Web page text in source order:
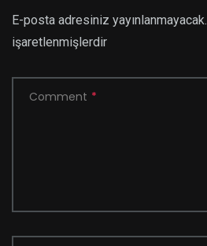
E-posta adresiniz yayınlanmayacak.
işaretlenmişlerdir
Comment *